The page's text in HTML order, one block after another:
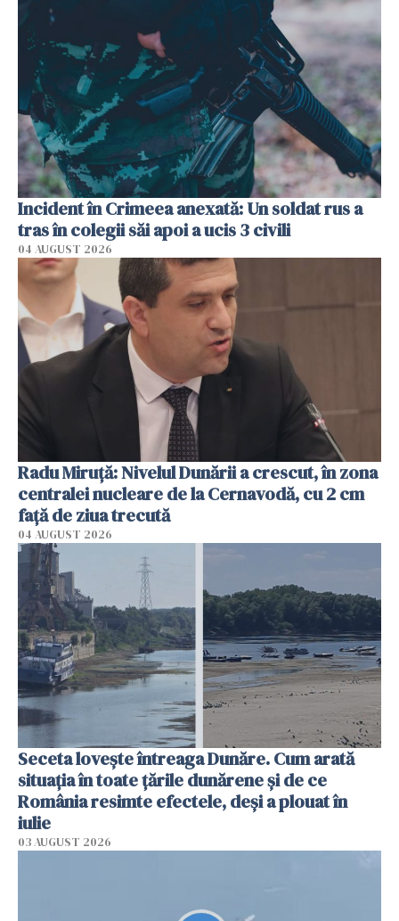
Incident în Crimeea anexată: Un soldat rus a
tras în colegii săi apoi a ucis 3 civili
04 AUGUST 2026
Radu Miruţă: Nivelul Dunării a crescut, în zona
centralei nucleare de la Cernavodă, cu 2 cm
faţă de ziua trecută
04 AUGUST 2026
Seceta lovește întreaga Dunăre. Cum arată
situația în toate țările dunărene și de ce
România resimte efectele, deși a plouat în
iulie
03 AUGUST 2026